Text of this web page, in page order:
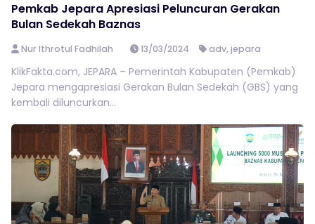
Pemkab Jepara Apresiasi Peluncuran Gerakan
Bulan Sedekah Baznas
Nur Ithrotul Fadhilah 13/03/2024 adv,jepara
KlikFakta.com, JEPARA – Pemerintah Kabupaten (Pemkab)
Jepara mengapresiasi Gerakan Bulan Sedekah (GBS) yang
kembali diluncurkan...